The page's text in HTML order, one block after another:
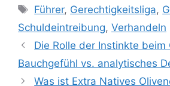
Tags
Führer, Gerechtigkeitsliga,
Schuldeintreibung, Verhandeln
Die Rolle der Instinkte beim
Bauchgefühl vs. analytisches
Was ist Extra Natives